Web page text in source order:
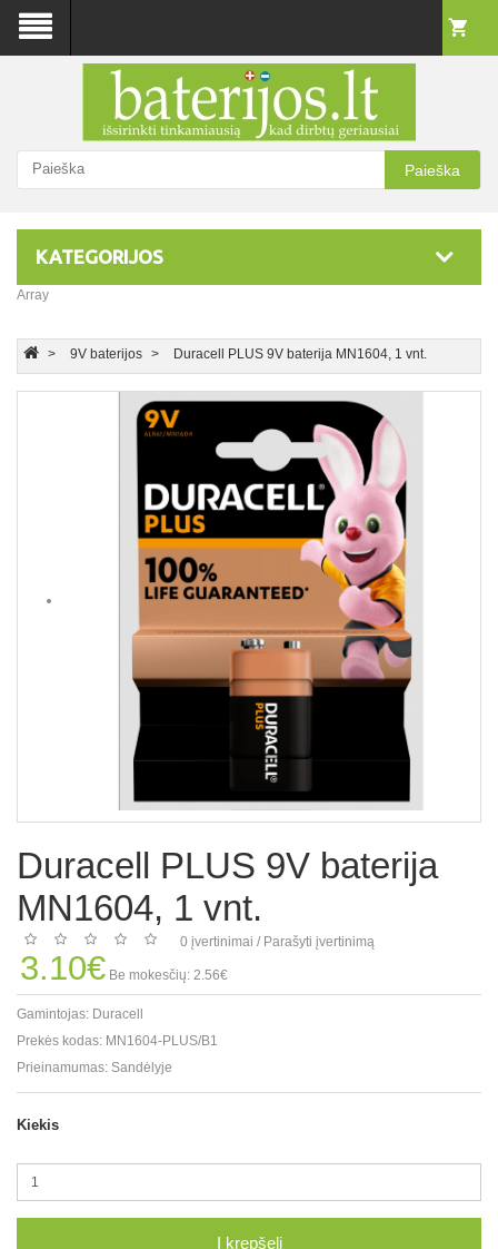
Paieška
KATEGORIJOS
Array
9V baterijos Duracell PLUS 9V baterija MN1604, 1 vnt.
Duracell PLUS 9V baterija
MN1604, 1 vnt.
0 įvertinimai / Parašyti įvertinimą
3.10€ Be mokesčių: 2.56€
Gamintojas: Duracell
Prekės kodas: MN1604-PLUS/B1
Prieinamumas: Sandėlyje
Kiekis
Į krepšelį